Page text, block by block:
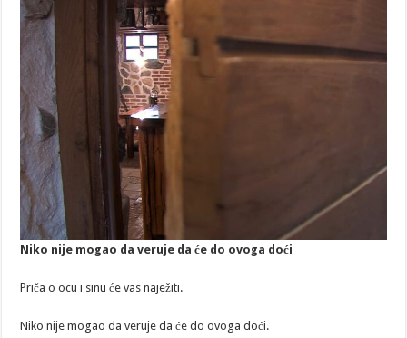
Niko nije mogao da veruje da će do ovoga doći
Priča o ocu i sinu će vas naježiti.
Niko nije mogao da veruje da će do ovoga doći.